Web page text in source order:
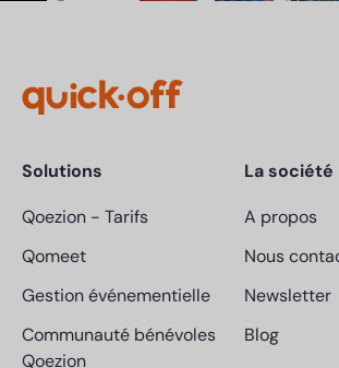
Solutions
Qoezion - Tarifs
Qomeet
Gestion événementielle
Communauté bénévoles
Qoezion
La société
A propos
Nous
Newsletter
Blog